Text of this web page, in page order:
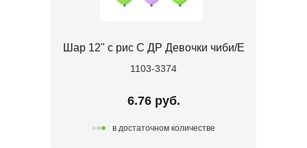
Шар 12" с рис С ДР Девочки чиби/E
1103-3374
6.76 руб.
в достаточном количестве